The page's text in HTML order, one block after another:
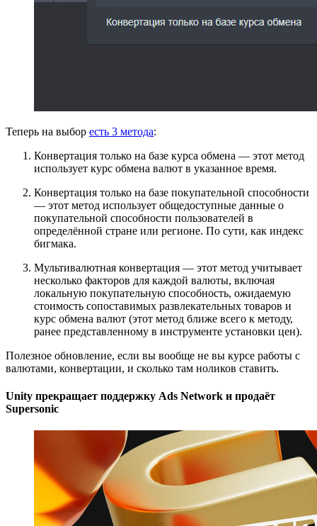
Теперь на выбор есть 3 метода:
Конвертация только на базе курса обмена — этот метод
использует курс обмена валют в указанное время.
Конвертация только на базе покупательной способности
— этот метод использует общедоступные данные о
покупательной способности пользователей в
определённой стране или регионе. По сути, как индекс
бигмака.
Мультивалютная конвертация — этот метод учитывает
несколько факторов для каждой валюты, включая
локальную покупательную способность, ожидаемую
стоимость сопоставимых развлекательных товаров и
курс обмена валют (этот метод ближе всего к методу,
ранее представленному в инструменте установки цен).
Полезное обновление, если вы вообще не вы курсе работы с
валютами, конвертации, и сколько там ноликов ставить.
Unity прекращает поддержку Ads Network и продаёт
Supersonic